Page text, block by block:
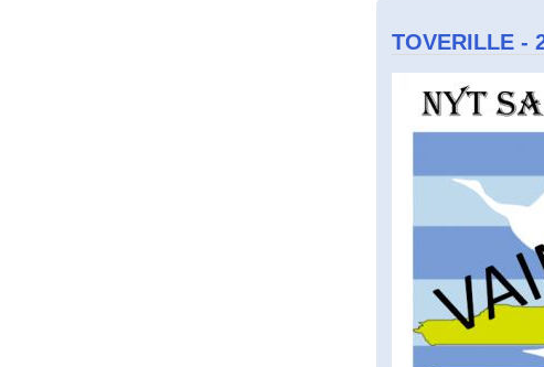
TOVERILLE -